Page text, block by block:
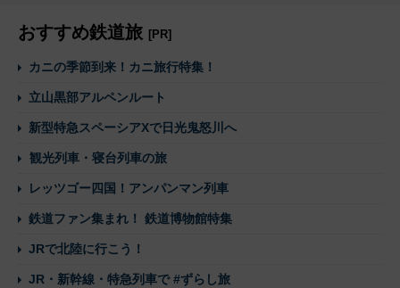
おすすめ鉄道旅 [PR]
カニの季節到来！カニ旅行特集！
立山黒部アルペンルート
新型特急スペーシアXで日光鬼怒川へ
観光列車・寝台列車の旅
レッツゴー四国！アンパンマン列車
鉄道ファン集まれ！ 鉄道博物館特集
JRで北陸に行こう！
JR・新幹線・特急列車で #ずらし旅